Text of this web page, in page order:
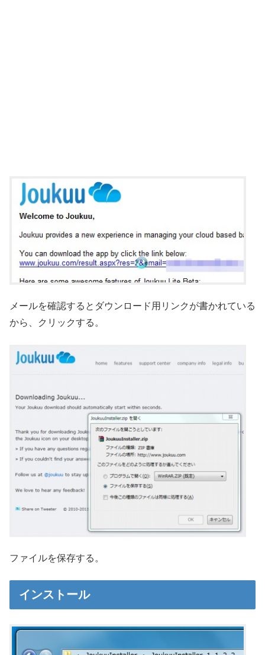
メールを確認するとダウンロード用リンクが書かれている
から、クリックする。
ファイルを保存する。
インストール